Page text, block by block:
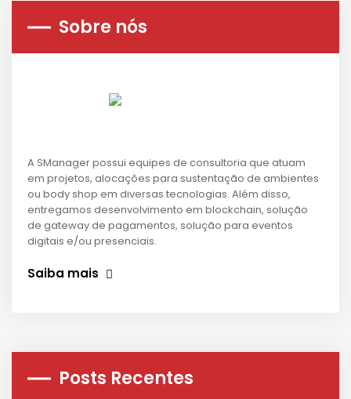
Sobre nós
A SManager possui equipes de consultoria que atuam
em projetos, alocações para sustentação de ambientes
ou body shop em diversas tecnologias. Além disso,
entregamos desenvolvimento em blockchain, solução
de gateway de pagamentos, solução para eventos
digitais e/ou presenciais.
Saiba mais
Posts Recentes